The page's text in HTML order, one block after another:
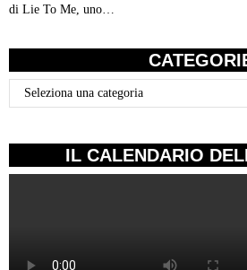
di Lie To Me, uno…
Categorie
IL CALENDARIO